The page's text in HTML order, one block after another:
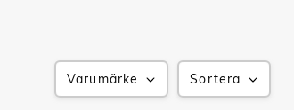
Varumärke Sortera